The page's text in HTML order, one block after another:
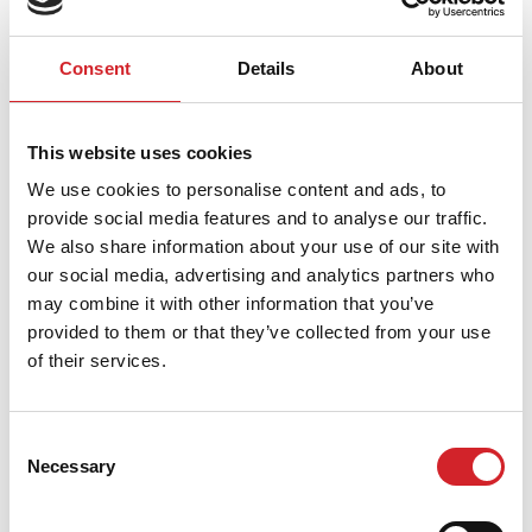
Consent Details About
This website uses cookies
We use cookies to personalise content and ads, to
provide social media features and to analyse our traffic.
We also share information about your use of our site with
our social media, advertising and analytics partners who
may combine it with other information that you’ve
provided to them or that they’ve collected from your use
of their services.
Selection
Necessary
svako može da istražuje kompletne „svetove boja“ koji
odgovaraju svakom tipu stanovanja, profesionalnog
prostora ili kreativnog projekta. Svaka nijansa postaje
alat za izražavanje koji doprinosi oblikovanju prostora
sa balansom, karakterom i ličnošću, ističući lični stil i
jedinstveni estetski identitet svakog ambijenta.
747 Discover Collectionće biti dostupna i na veb-
sajtu KRAFT Paints, gde će posetioci moći da istraže
kolekciju i pronađu inspiraciju za svoje izbore.